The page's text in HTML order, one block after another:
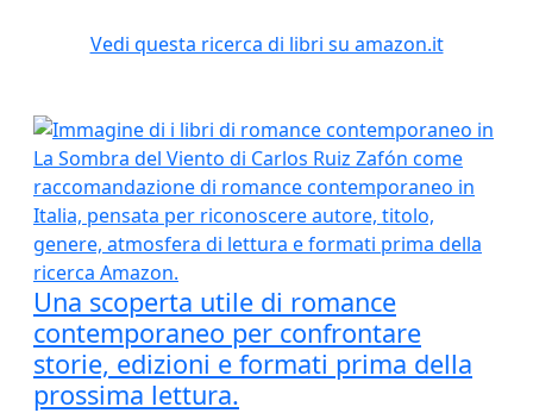
Vedi questa ricerca di libri su amazon.it
Una scoperta utile di romance
contemporaneo per confrontare
storie, edizioni e formati prima della
prossima lettura.